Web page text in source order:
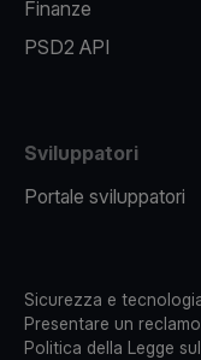
Finanze
PSD2 API
Sviluppatori
Portale sviluppatori
Sicurezza e
Presentare un reclamo
Politica della Legge